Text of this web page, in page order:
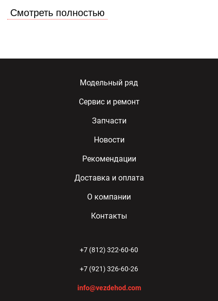
Смотреть полностью
Модельный ряд
Сервис и ремонт
Запчасти
Новости
Рекомендации
Доставка и оплата
О компании
Контакты
+7 (812) 322-60-60
+7 (921) 326-60-26
info@vezdehod.com